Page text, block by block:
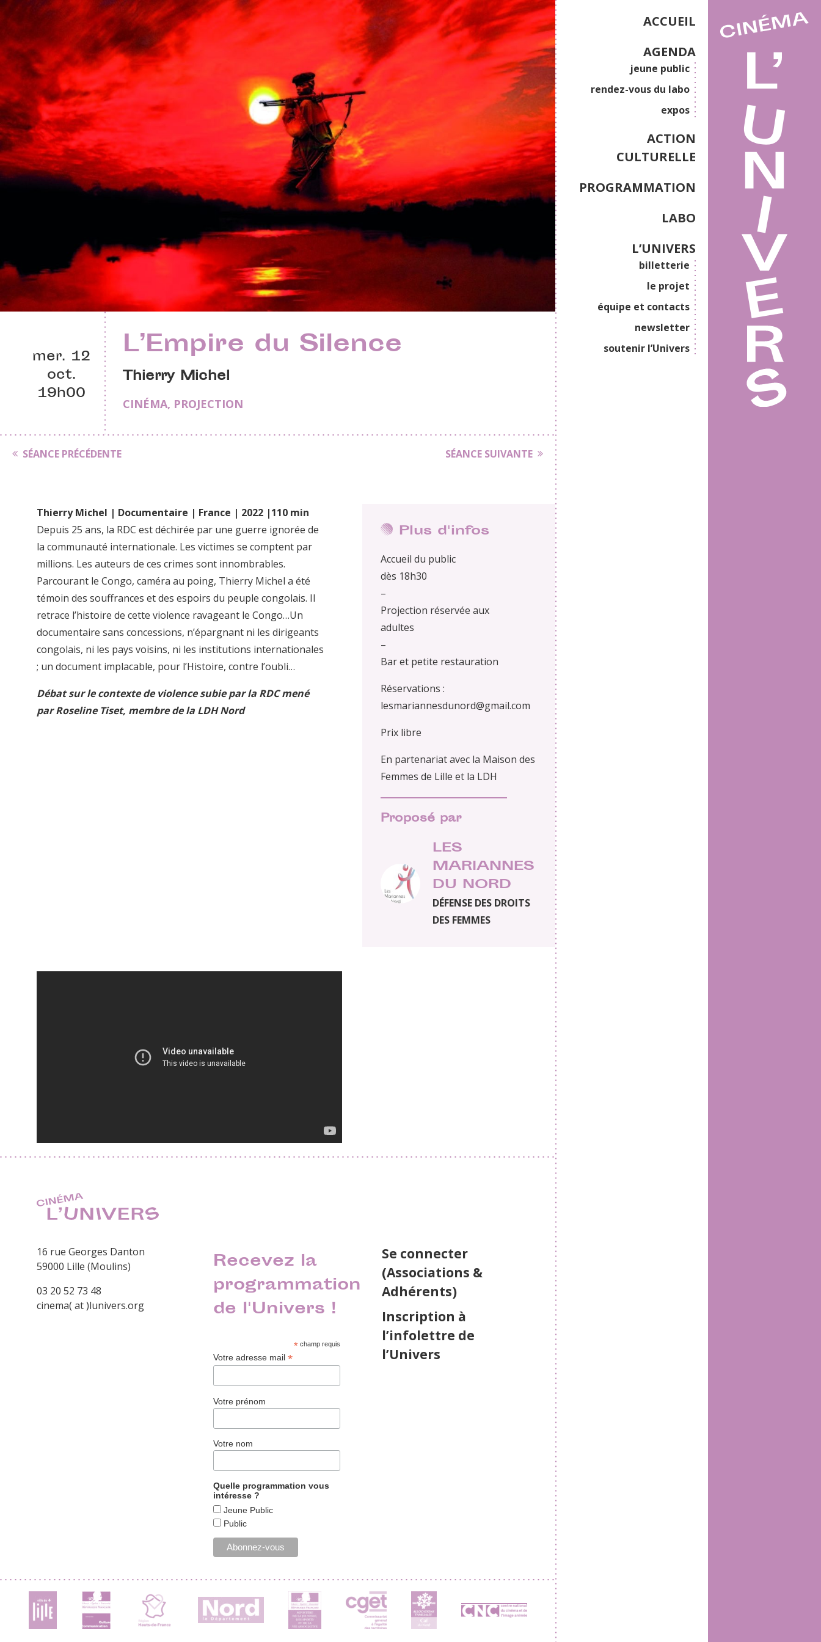
ACCUEIL
AGENDA
jeune public
rendez-vous du labo
expos
ACTION
CULTURELLE
PROGRAMMATION
LABO
L’UNIVERS
billetterie
le projet
équipe et contacts
newsletter
soutenir l’Univers
mer. 12
oct.
19h00
L’Empire du Silence
Thierry Michel
CINÉMA, PROJECTION
SÉANCE PRÉCÉDENTE SÉANCE SUIVANTE
Plus d'infos
Accueil du public
dès 18h30
–
Projection réservée aux
adultes
–
Bar et petite restauration
Réservations :
lesmariannesdunord@gmail.com
Prix libre
En partenariat avec la Maison des
Femmes de Lille et la LDH
Proposé par
LES
MARIANNES
DU NORD
DÉFENSE DES DROITS
DES FEMMES
Thierry Michel | Documentaire | France | 2022 |110 min
Depuis 25 ans, la RDC est déchirée par une guerre ignorée de
la communauté internationale. Les victimes se comptent par
millions. Les auteurs de ces crimes sont innombrables.
Parcourant le Congo, caméra au poing, Thierry Michel a été
témoin des souffrances et des espoirs du peuple congolais. Il
retrace l’histoire de cette violence ravageant le Congo…Un
documentaire sans concessions, n’épargnant ni les dirigeants
congolais, ni les pays voisins, ni les institutions internationales
; un document implacable, pour l’Histoire, contre l’oubli…
Débat sur le contexte de violence subie par la RDC mené
par Roseline Tiset, membre de la LDH Nord
16 rue Georges Danton
59000 Lille (Moulins)
03 20 52 73 48
cinema( at )lunivers.org
Recevez la
programmation
de l'Univers !
*champ requis
Votre adresse mail*
Votre prénom
Votre nom
Quelle programmation vous
intéresse ?
Jeune Public
Public
Se connecter
(Associations &
Adhérents)
Inscription à
l’infolettre de
l’Univers